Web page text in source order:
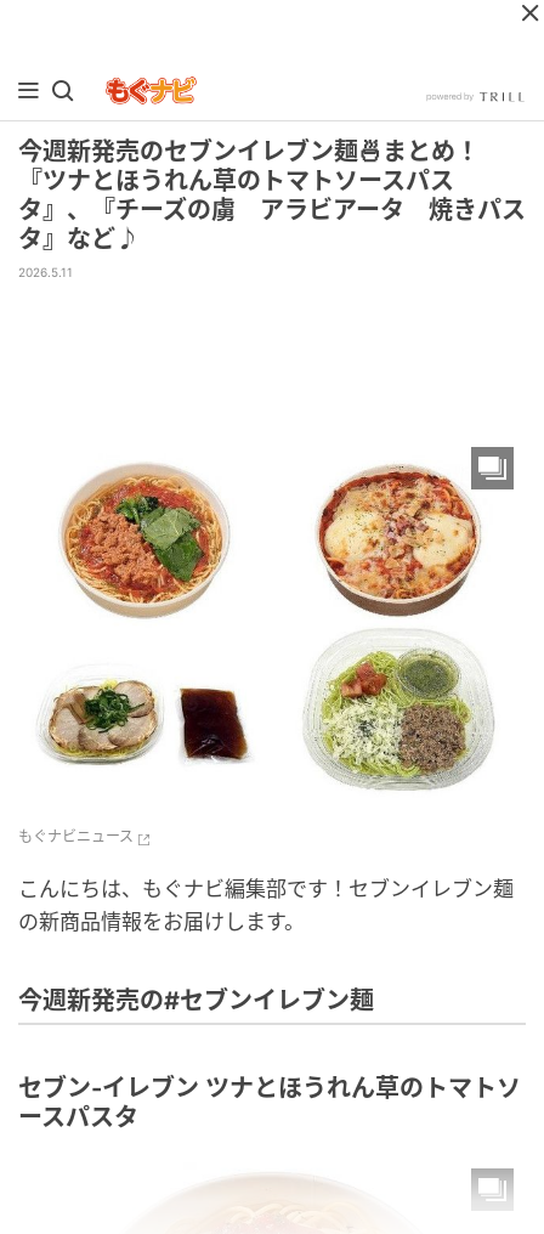
今週新発売のセブンイレブン麺🍜まとめ！
『ツナとほうれん草のトマトソースパス
タ』、『チーズの虜 アラビアータ 焼きパス
タ』など♪
2026.5.11
もぐナビニュース
こんにちは、もぐナビ編集部です！セブンイレブン麺
の新商品情報をお届けします。
今週新発売の#セブンイレブン麺
セブン-イレブン ツナとほうれん草のトマトソ
ースパスタ